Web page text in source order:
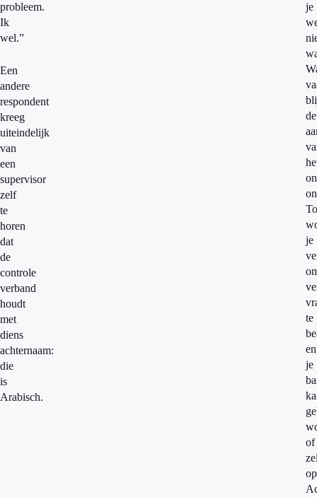
probleem.
Ik
wel.”
Een
andere
respondent
kreeg
uiteindelijk
van
een
supervisor
zelf
te
horen
dat
de
controle
verband
houdt
met
diens
achternaam:
die
is
Arabisch.
je
de
je
te
en
je
of